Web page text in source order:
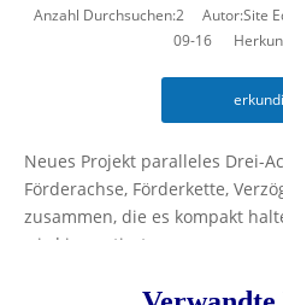
Anzahl Durchsuchen:2 Autor:Site
09-16
Neues Projekt paralleles Drei-
Förderachse, Förderkette,
zusammen, die es kompakt
wird importiert.
optimieren und die sicheren